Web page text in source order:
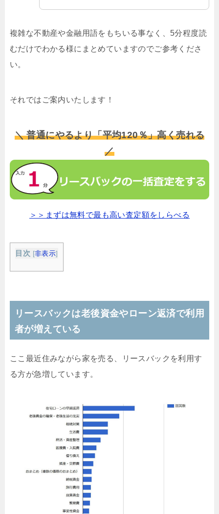
複雑な不動産や金融用語をもちいる事なく、5分程度読
むだけでわかる様にまとめていますのでご参考くださ
い。
それではご案内いたします！
＼ 普通にやるより「平均120％」高く売れる
／
＞＞まずは無料で最も高い査定額をしらべる
目次 [非表示]
リースバックは老後資金やローン返済で利用
者が増えている
ここ最近住みながら家を売る、リースバックを利用す
る方が急増しています。